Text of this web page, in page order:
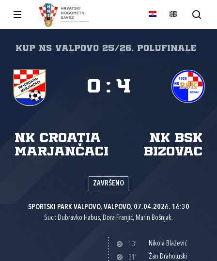
Kup NS Valpovo 25/26, Polufinale
NK Croatia
Marjančaci
NK BSK
Bizovac
0 : 4
ZAVRŠENO
SPORTSKI PARK VALPOVO, VALPOVO, 07.04.2026. 16:30
Suci: Dubravko Habus, Dora Franjić, Marin Bošnjak.
13'
Nikola Blažević
31'
Žan Drahotuski